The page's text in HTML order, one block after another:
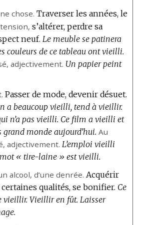
chose. Traverser les années, le
, s’altérer, perdre sa
neuf. Le meuble se patinera
couleurs de ce tableau ont vieilli.
adjectivement. Un papier peint
Passer de mode, devenir désuet.
a beaucoup vieilli, tend à vieillir.
n’a pas vieilli. Ce film a vieilli et
grand monde aujourd’hui. Au
adjectivement. L’emploi vieilli
« tire-laine » est vieilli.
alcool, d’une denrée. Acquérir
qualités, se bonifier. Ce
vieillir. Vieillir en fût. Laisser